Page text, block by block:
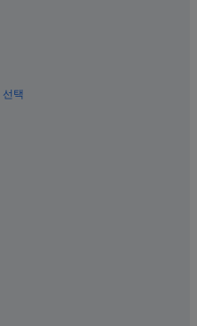
텔
아파트식 호텔
택